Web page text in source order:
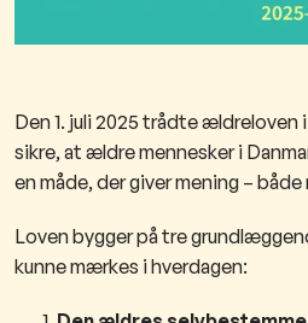
Den 1. juli 2025 trådte
sikre, at ældre mennesker i
en måde, der giver mening –
Loven bygger på tre
kunne mærkes i hverdagen:​